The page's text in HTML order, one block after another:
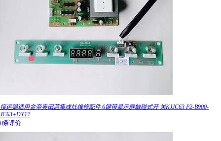
接运猫适用金帝奥田蓝集成灶维修配件 6键带显示屏触碰式开 关KJJC63 P2-B900-
JC63+DY17
0条评价